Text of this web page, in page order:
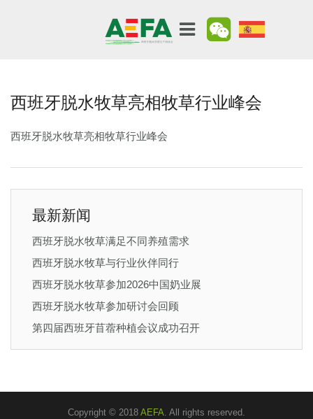
西班牙脱水牧草亮相牧草行业峰会
西班牙脱水牧草亮相牧草行业峰会
最新新闻
西班牙脱水牧草满足不同养殖需求
西班牙脱水牧草与行业伙伴同行
西班牙脱水牧草参加2026中国奶业展
西班牙脱水牧草参加研讨会回顾
第四届西班牙苜蓿种植会议成功召开
Copyright © 2018 AEFA. All rights reserved.